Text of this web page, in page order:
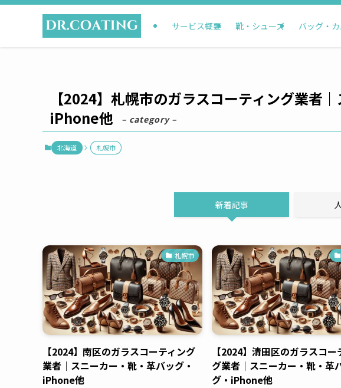
サービス概要 靴・シューズ バッグ・
【2024】札幌市のガラスコーティング業者
iPhone他
– category –
北海道 札幌市
新着記事
札幌市
【2024】南区のガラスコーティング
業者｜スニーカー・靴・革バッグ・
iPhone他
【2024】清田区のガラスコー
グ業者｜スニーカー・靴・革
グ・iPhone他